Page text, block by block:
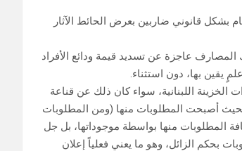
بشكل قانوني ضاربين بعرض الحائط الآثار
عاجزة عن تسديد قيمة ودائع الأفراد
يقين بها، دون استثناء.
الخزينة اللبنانية، سواء كان ذلك عن قناعة
أصبحت المطلوبات منها (ومن المطلوبات
المطلوبات منها بواسطة موجوداتها، بل جل
بحكم الزائل، وهو ما يعني فعلياً إعلان